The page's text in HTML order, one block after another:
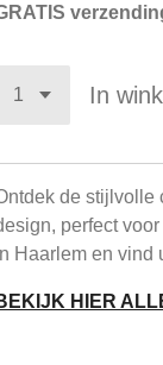
In
de stijlvolle
perfect
Haarlem en vind
HIER